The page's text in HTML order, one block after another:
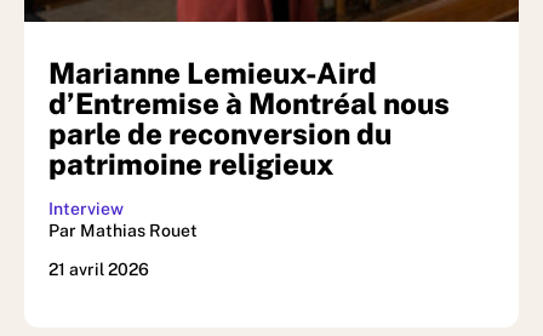
Marianne Lemieux-Aird
d’Entremise à Montréal nous
parle de reconversion du
patrimoine religieux
Interview
Par Mathias Rouet
21 avril 2026